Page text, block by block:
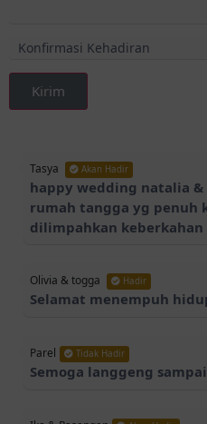
Akan Hadir
happy wedding natalia &
rumah tangga yg penuh
dilimpahkan keberkahan
Hadir
Selamat menempuh
Tidak Hadir
Semoga langgeng
Akan Hadir